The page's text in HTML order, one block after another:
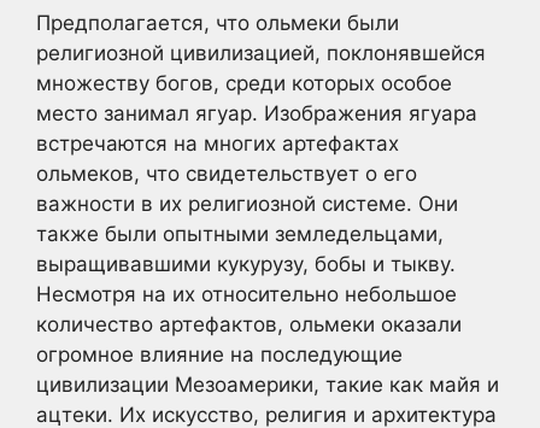
Предполагается, что ольмеки были
религиозной цивилизацией, поклонявшейся
множеству богов, среди которых особое
место занимал ягуар. Изображения ягуара
встречаются на многих артефактах
ольмеков, что свидетельствует о его
важности в их религиозной системе. Они
также были опытными земледельцами,
выращивавшими кукурузу, бобы и тыкву.
Несмотря на их относительно небольшое
количество артефактов, ольмеки оказали
огромное влияние на последующие
цивилизации Мезоамерики, такие как майя и
ацтеки. Их искусство, религия и архитектура